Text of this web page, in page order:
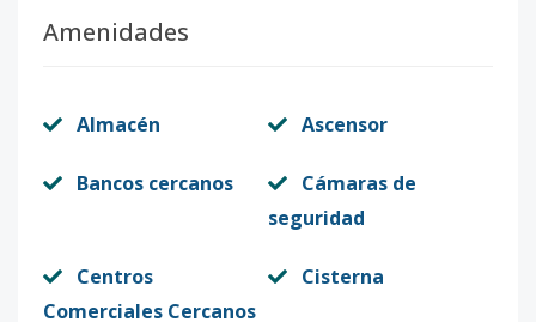
Amenidades
Almacén Ascensor
Bancos cercanos
Cámaras de
seguridad
Centros
Comerciales Cercanos
Cisterna